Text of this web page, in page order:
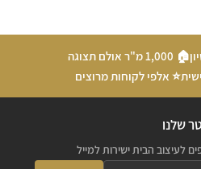
🏠 1,000 מ"ר אולם תצוגה
⭐ אלפי לקוחות מרוצים
שלנו
לעיצוב הבית ישירות למייל